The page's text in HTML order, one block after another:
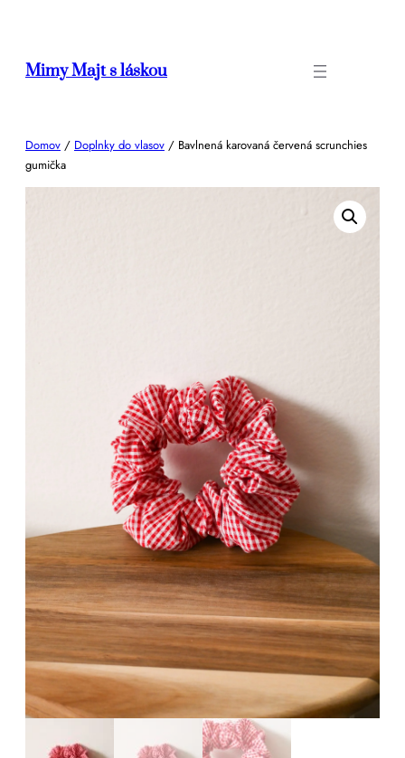
Mimy Majt s láskou
Domov / Doplnky do vlasov / Bavlnená karovaná červená scrunchies
gumička